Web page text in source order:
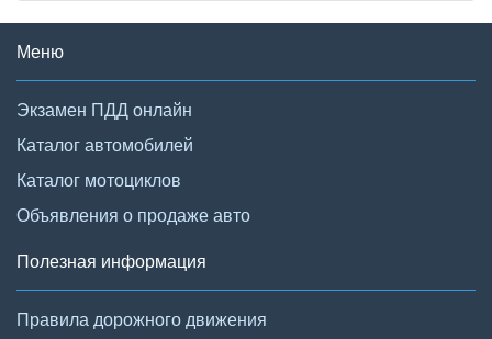
Меню
Экзамен ПДД онлайн
Каталог автомобилей
Каталог мотоциклов
Объявления о продаже авто
Полезная информация
Правила дорожного движения